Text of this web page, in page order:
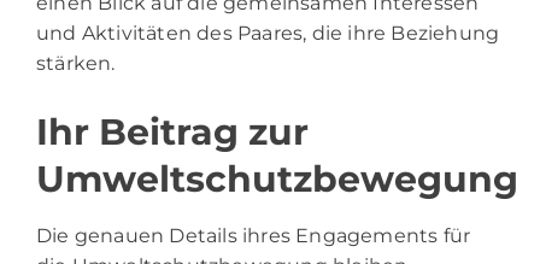
und Aktivitäten des Paares, die ihre Beziehung
stärken.
Ihr Beitrag zur
Umweltschutzbewegung
Die genauen Details ihres Engagements für